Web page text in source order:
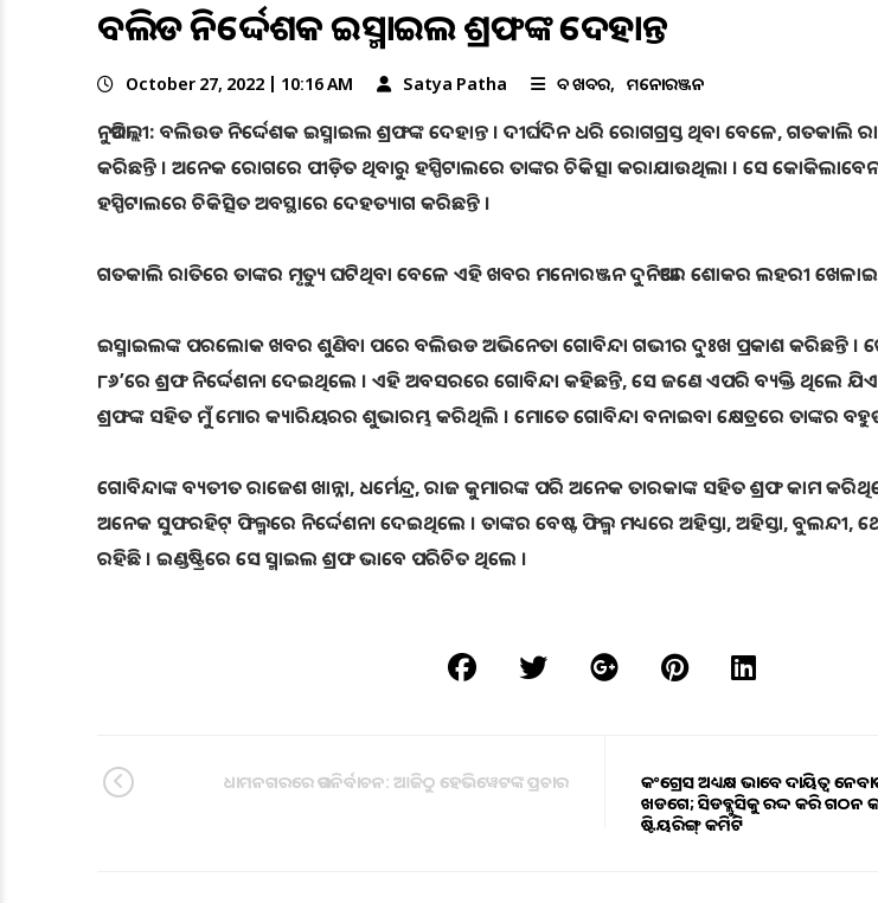
ବଲିଉଡ ନିର୍ଦ୍ଦେଶକ ଇସ୍ମାଇଲ ଶ୍ରଫଙ୍କ ଦେହାନ୍ତ
October 27, 2022 | 10:16 AM Satya Patha ବଡ ଖବର ମନୋରଞ୍ଜନ
ନୁଆଦିଲ୍ଲୀ: ବଲିଉଡ ନିର୍ଦ୍ଦେଶକ ଇସ୍ମାଇଲ ଶ୍ରଫଙ୍କ ଦେହାନ୍ତ । ଦୀର୍ଘଦିନ ଧରି ରୋଗଗ୍ରସ୍ତ ଥିବା ବେଳେ, ଗତକାଲି
କରିଛନ୍ତି । ଅନେକ ରୋଗରେ ପୀଡ଼ିତ ଥିବାରୁ ହସ୍ପିଟାଲରେ ତାଙ୍କର ଚିକିତ୍ସା କରାଯାଉଥିଲା । ସେ କୋକିଲାବେନ
ହସ୍ପିଟାଲରେ ଚିକିତ୍ସିତ ଅବସ୍ଥାରେ ଦେହତ୍ୟାଗ କରିଛନ୍ତି ।
ଗତକାଲି ରାତିରେ ତାଙ୍କର ମୃତ୍ୟୁ ଘଟିଥିବା ବେଳେ ଏହି ଖବର ମନୋରଞ୍ଜନ ଦୁନିଆରେ ଶୋକର ଲହରୀ
ଇସ୍ମାଇଲଙ୍କ ପରଲୋକ ଖବର ଶୁଣିବା ପରେ ବଲିଉଡ ଅଭିନେତା ଗୋବିନ୍ଦା ଗଭୀର ଦୁଃଖ ପ୍ରକାଶ କରିଛନ୍ତି ।
୮୬’ରେ ଶ୍ରଫ ନିର୍ଦ୍ଦେଶନା ଦେଇଥିଲେ । ଏହି ଅବସରରେ ଗୋବିନ୍ଦା କହିଛନ୍ତି, ସେ ଜଣେ ଏପରି ବ୍ୟକ୍ତି ଥିଲେ
ଶ୍ରଫଙ୍କ ସହିତ ମୁଁ ମୋର କ୍ୟାରିୟରର ଶୁଭାରମ୍ଭ କରିଥିଲି । ମୋତେ ଗୋବିନ୍ଦା ବନାଇବା କ୍ଷେତ୍ରରେ ତାଙ୍କର
ଗୋବିନ୍ଦାଙ୍କ ବ୍ୟତୀତ ରାଜେଶ ଖାନ୍ନା, ଧର୍ମେନ୍ଦ୍ର, ରାଜ କୁମାରଙ୍କ ପରି ଅନେକ ତାରକାଙ୍କ ସହିତ ଶ୍ରଫ କାମ
ଅନେକ ସୁଫରହିଟ୍ ଫିଲ୍ମରେ ନିର୍ଦ୍ଦେଶନା ଦେଇଥିଲେ । ତାଙ୍କର ବେଷ୍ଟ ଫିଲ୍ମ ମଧ୍ୟରେ ଅହିସ୍ତା, ଅହିସ୍ତା, ବୁଲନ୍ଦୀ,
ରହିଛି । ଇଣ୍ଡଷ୍ଟ୍ରିରେ ସେ ସ୍ମାଇଲ ଶ୍ରଫ ଭାବେ ପରିଚିତ ଥିଲେ ।
ଧାମନଗରରେ ଉପନିର୍ବାଚନ: ଆଜିଠୁ ହେଭିୱେଟଙ୍କ ପ୍ରଚାର
କଂଗ୍ରେସ ଅଧ୍ୟକ୍ଷ ଭାବେ ଦାୟିତ୍ଵ
ଖଡଗେ; ସିଡବ୍ଲୁସିକୁ ରଦ୍ଦ କରି ଗଠନ
ଷ୍ଟିୟରିଙ୍ଗ୍ କମିଟି